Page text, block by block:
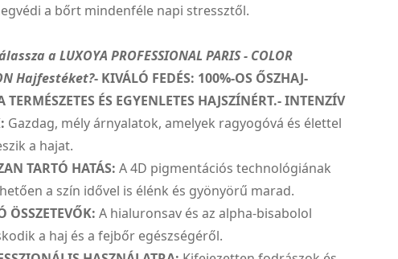
a bőrt mindenféle napi stressztől.
a LUXOYA PROFESSIONAL PARIS - COLOR
Hajfestéket?- KIVÁLÓ FEDÉS: 100%-OS ŐSZHAJ-
TERMÉSZETES ÉS EGYENLETES HAJSZÍNÉRT.- INTENZÍV
Gazdag, mély árnyalatok, amelyek ragyogóvá és élettel
a hajat.
TARTÓ HATÁS: A 4D pigmentációs technológiának
a szín idővel is élénk és gyönyörű marad.
ÖSSZETEVŐK: A hialuronsav és az alpha-bisabolol
a haj és a fejbőr egészségéről.